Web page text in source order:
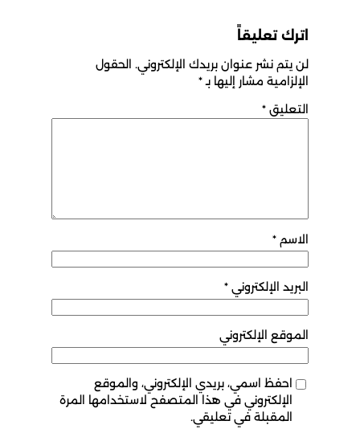
اترك تعليقاً
لن يتم نشر عنوان بريدك الإلكتروني. الحقول
الإلزامية مشار إليها بـ *
التعليق*
الاسم*
البريد الإلكتروني *
الموقع الإلكتروني
احفظ اسمي، بريدي الإلكتروني، والموقع
الإلكتروني في هذا المتصفح لاستخدامها المرة
المقبلة في تعليقي.